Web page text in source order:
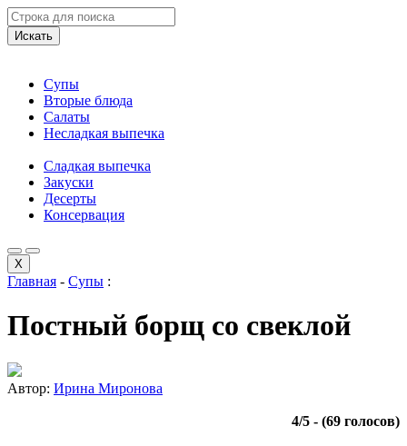
Искать
Супы
Вторые блюда
Салаты
Несладкая выпечка
Сладкая выпечка
Закуски
Десерты
Консервация
X
Главная - Супы :
Постный борщ со свеклой
Автор: Ирина Миронова
4/5 - (69 голосов)